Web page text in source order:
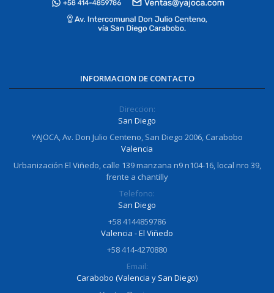
INFORMACION DE CONTACTO
Direccion:
San Diego
YAJOCA, Av. Don Julio Centeno, San Diego 2006, Carabobo
Valencia
Urbanización El Viñedo, calle 139 manzana n9 n104-16, local nro 39,
frente a chantilly
Telefono:
San Diego
+58 4144859786
Valencia - El Viñedo
+58 414-4270880
Email:
Carabobo (Valencia y San Diego)